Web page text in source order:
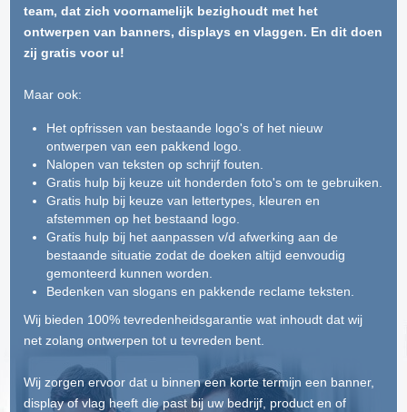
team, dat zich voornamelijk bezighoudt met het
ontwerpen van banners, displays en vlaggen. En dit doen
zij gratis voor u!
Maar ook:
Het opfrissen van bestaande logo's of het nieuw
ontwerpen van een pakkend logo.
Nalopen van teksten op schrijf fouten.
Gratis hulp bij keuze uit honderden foto's om te gebruiken.
Gratis hulp bij keuze van lettertypes, kleuren en
afstemmen op het bestaand logo.
Gratis hulp bij het aanpassen v/d afwerking aan de
bestaande situatie zodat de doeken altijd eenvoudig
gemonteerd kunnen worden.
Bedenken van slogans en pakkende reclame teksten.
Wij bieden 100% tevredenheidsgarantie wat inhoudt dat wij
net zolang ontwerpen tot u tevreden bent.
Wij zorgen ervoor dat u binnen een korte termijn een banner,
display of vlag heeft die past bij uw bedrijf, product en of